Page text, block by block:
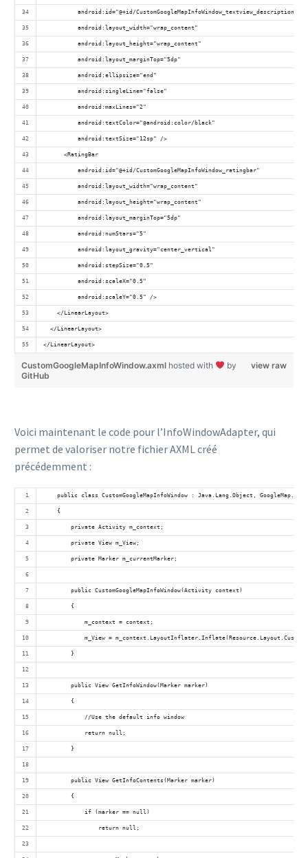
          android:id="@+id/CustomGoogleMapInfoWindow_textview_description"
          android:layout_width="wrap_content"
          android:layout_height="wrap_content"
          android:layout_marginTop="5dp"
          android:ellipsize="end"
          android:singleLine="false"
          android:maxLines="2"
          android:textColor="@android:color/black"
          android:textSize="12sp" />
      <RatingBar
          android:id="@+id/CustomGoogleMapInfoWindow_ratingbar"
          android:layout_width="wrap_content"
          android:layout_height="wrap_content"
          android:layout_marginTop="5dp"
          android:numStars="5"
          android:layout_gravity="center_vertical"
          android:stepSize="0.5"
          android:scaleX="0.5"
          android:scaleY="0.5" />
    </LinearLayout>
  </LinearLayout>
</LinearLayout>
view raw
CustomGoogleMapInfoWindow.axml hosted with
by
GitHub
Voici maintenant le code pour l’InfoWindowAdapter, qui
permet de valoriser notre fichier AXML créé
précédemment :
public class CustomGoogleMapInfoWindow : Java.Lang.Object,
    {
        private Activity m_context;
        private View m_View;
        private Marker m_currentMarker;
        public CustomGoogleMapInfoWindow(Activity context)
        {
            m_context = context;
m_View =
        }
        public View GetInfoWindow(Marker marker)
        {
            //Use the default info window
            return null;
        }
        public View GetInfoContents(Marker marker)
        {
            if (marker == null)
                return null;